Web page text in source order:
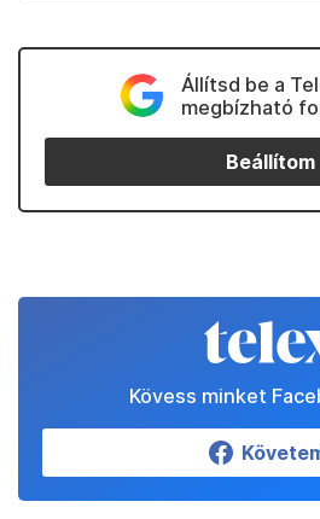
Állítsd be a
megbízható
Beállítom
Kövess minket